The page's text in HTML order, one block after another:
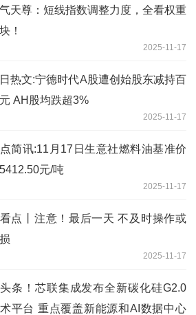
天尊：短线指数调整力度，全看权重
！
2025-11-17
热文:宁德时代A股遭创始股东减持百
AH股均跌超3%
2025-11-17
简讯:11月17日生意社燃料油基准价
元/吨
2025-11-17
点丨注意！最后一天 不及时操作或
2025-11-17
条！芯联集成发布全新碳化硅G2.0
平台 重点覆盖新能源和AI数据中心